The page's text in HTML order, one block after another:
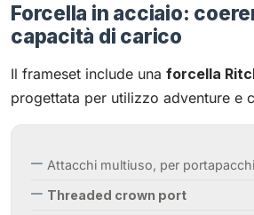
Forcella in acciaio:
capacità di carico
Il frameset include una forcella
progettata per utilizzo adventure e
Attacchi multiuso, per
Threaded crown port